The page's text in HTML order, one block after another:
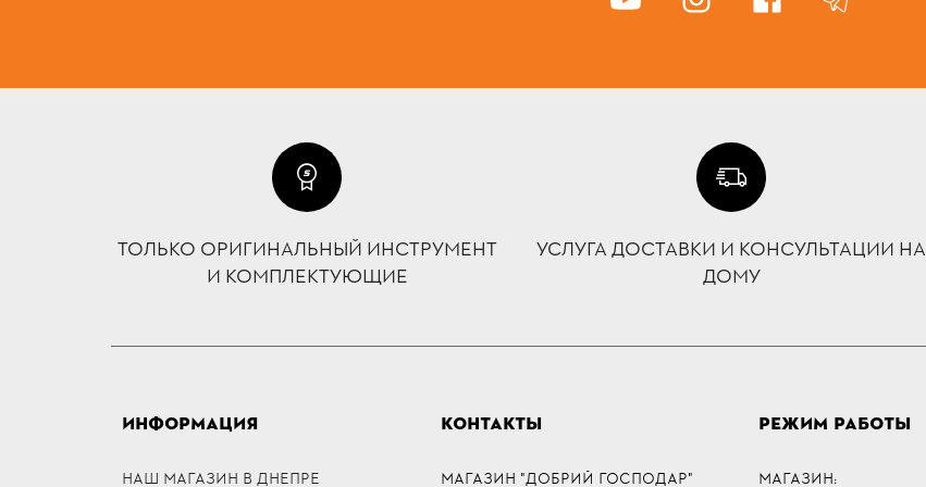
ТОЛЬКО ОРИГИНАЛЬНЫЙ ИНСТРУМЕНТ
И КОМПЛЕКТУЮЩИЕ
УСЛУГА ДОСТАВКИ И КОНСУЛЬТАЦИИ НА
ДОМУ
ИНФОРМАЦИЯ
НАШ МАГАЗИН В ДНЕПРЕ
КОНТАКТЫ
МАГАЗИН "ДОБРИЙ ГОСПОДАР"
РЕЖИМ РАБОТЫ
МАГАЗИН: